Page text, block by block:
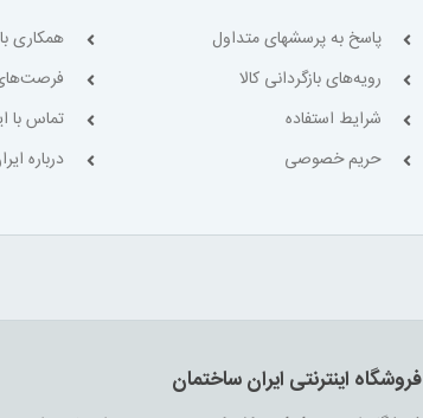
پاسخ به پرسشهای متداول
رویه‌های بازگردانی کالا
شرایط استفاده
حریم خصوصی
همکاری
تماس با
درباره
فروشگاه اینترنتی ایران ساختمان